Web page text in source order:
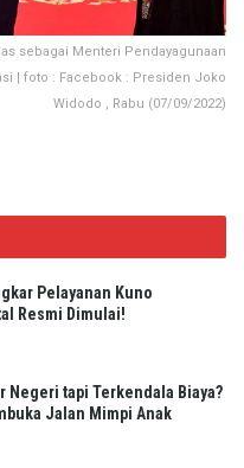
sebagai Menteri Pendayagunaan
| foto : Facebook : Presiden Joko
Widodo , Rabu (07/09/2022)
Pelayanan Kuno
Resmi Dimulai!
Negeri tapi Terkendala Biaya?
Jalan Mimpi Anak